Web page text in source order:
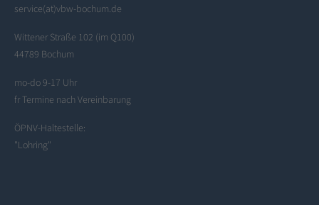
service(at)vbw-bochum.de
Wittener Straße 102 (im Q100)
44789 Bochum
mo-do 9-17 Uhr
fr Termine nach Vereinbarung
ÖPNV-Haltestelle:
"Lohring"